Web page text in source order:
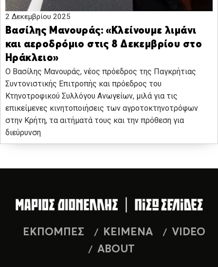
2 Δεκεμβρίου 2025
Βασίλης Μανουράς: «Κλείνουμε λιμάνι
και αεροδρόμιο στις 8 Δεκεμβρίου στο
Ηράκλειο»
Ο Βασίλης Μανουράς, νέος πρόεδρος της Παγκρήτιας
Συντονιστικής Επιτροπής και πρόεδρος του
Κτηνοτροφικού Συλλόγου Ανωγείων, μιλά για τις
επικείμενες κινητοποιήσεις των αγροτοκτηνοτρόφων
στην Κρήτη, τα αιτήματά τους και την πρόθεση για
διεύρυνση
ΕΚΠΟΜΠΕΣ ΚΕΙΜΕΝΑ
VIDEO
ABOUT